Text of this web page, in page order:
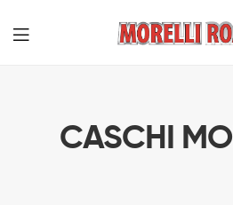
CASCHI